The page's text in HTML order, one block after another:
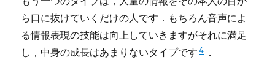
ら口に抜けていくだけの人です．もちろん音声によ
る情報表現の技能は向上していきますがそれに満足
し，中身の成長はあまりないタイプです 4 ．